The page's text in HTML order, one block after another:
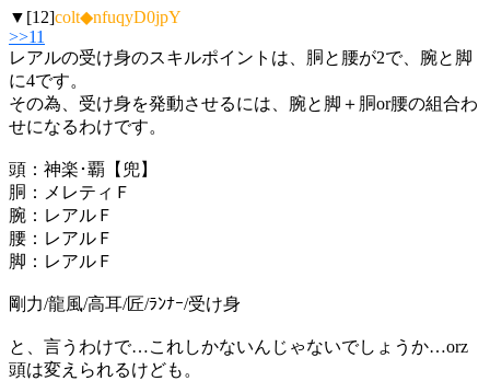
▼[12]colt◆nfuqyD0jpY
>>11
レアルの受け身のスキルポイントは、胴と腰が2で、腕と脚
に4です。
その為、受け身を発動させるには、腕と脚＋胴or腰の組合わ
せになるわけです。
頭：神楽･覇【兜】
胴：メレティＦ
腕：レアルＦ
腰：レアルＦ
脚：レアルＦ
剛力/龍風/高耳/匠/ﾗﾝﾅｰ/受け身
と、言うわけで…これしかないんじゃないでしょうか…orz
頭は変えられるけども。